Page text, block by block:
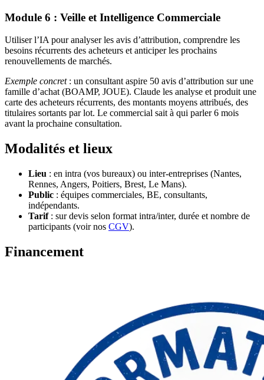
Module 6 : Veille et Intelligence Commerciale
Utiliser l’IA pour analyser les avis d’attribution, comprendre les
besoins récurrents des acheteurs et anticiper les prochains
renouvellements de marchés.
Exemple concret: un consultant aspire 50 avis d’attribution sur une
famille d’achat (BOAMP, JOUE). Claude les analyse et produit une
carte des acheteurs récurrents, des montants moyens attribués, des
titulaires sortants par lot. Le commercial sait à qui parler 6 mois
avant la prochaine consultation.
Modalités et lieux
Lieu : en intra (vos bureaux) ou inter-entreprises (Nantes,
Rennes, Angers, Poitiers, Brest, Le Mans).
Public : équipes commerciales, BE, consultants,
indépendants.
Tarif: sur devis selon format intra/inter, durée et nombre de
participants (voir nos CGV).
Financement